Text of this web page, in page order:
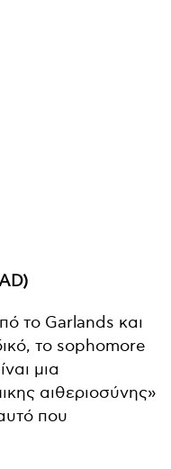
το Garlands και
το sophomore
μια
αιθεριοσύνης»
που